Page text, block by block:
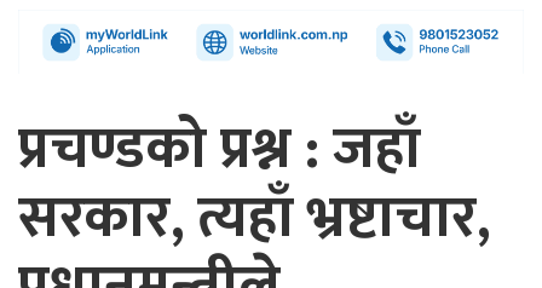
प्रचण्डको प्रश्न : जहाँ
सरकार, त्यहाँ भ्रष्टाचार,